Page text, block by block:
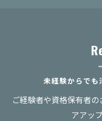
未経験からでも
ご経験者や資格保有者
アアッ